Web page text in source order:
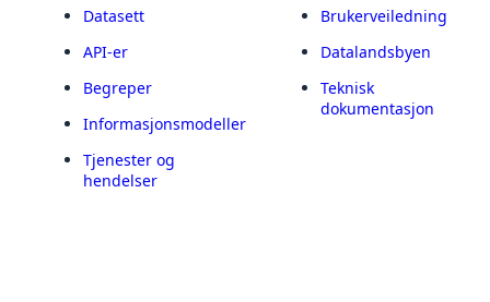
Datasett
API-er
Begreper
Informasjonsmodeller
Tjenester og
hendelser
Brukerveiledning
Datalandsbyen
Teknisk
dokumentasjon